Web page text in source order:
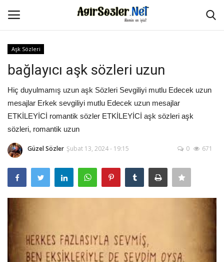
Anasayfa
İletişim
Aşk Sözleri
Güzel Sözler
Ağır Sözler
Damar Sözler
Aşk Sözleri
bağlayıcı aşk sözleri uzun
Hiç duyulmamış uzun aşk Sözleri Sevgiliyi mutlu Edecek uzun
mesajlar Erkek sevgiliyi mutlu Edecek uzun mesajlar
ETKİLEYİCİ romantik sözler ETKİLEYİCİ aşk sözleri aşk
sözleri, romantik uzun
Güzel Sözler Şubat 13, 2024 - 19:15 0 671